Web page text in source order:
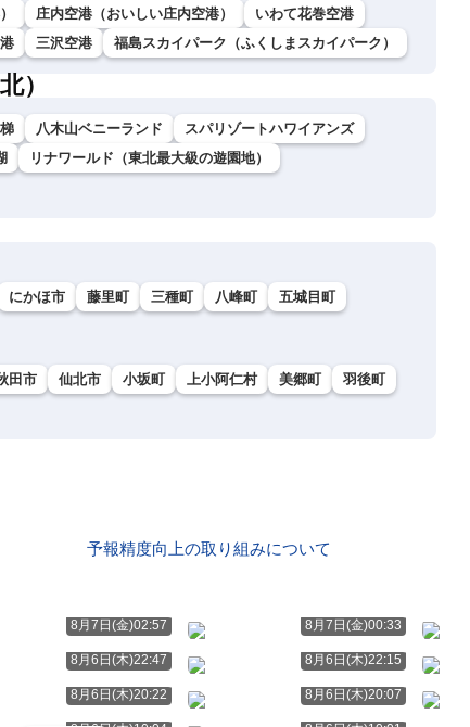
庄内空港（おいしい庄内空港）
いわて花巻空港
三沢空港 福島スカイパーク（ふくしまスカイパーク）
）
八木山ベニーランド
スパリゾートハワイアンズ
リナワールド（東北最大級の遊園地）
にかほ市 藤里町 三種町 八峰町
五城目町
田市 仙北市 小坂町 上小阿仁村 美郷町
羽後町
予報精度向上の取り組みについて
8月7日(金)02:57 8月7日(金)00:33
8月6日(木)22:47 8月6日(木)22:15
8月6日(木)20:22 8月6日(木)20:07